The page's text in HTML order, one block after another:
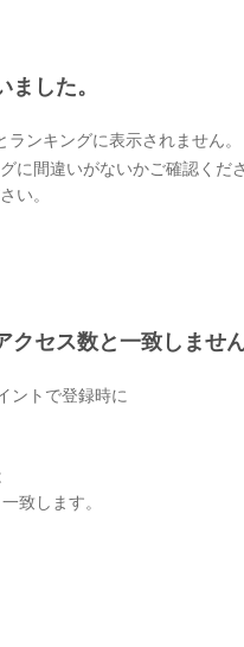
した。
ンキングに表示されません。
に間違いがないかご確認くださ
い。
セス数と一致しません
ントで登録時に
致します。